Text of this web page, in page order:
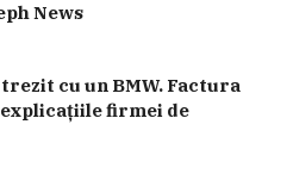
News
cu un BMW. Factura
firmei de